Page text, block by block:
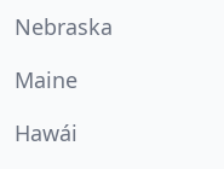
Nebraska
Maine
Hawái